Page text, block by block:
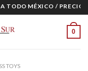
TODO MÉXICO / PRECIOS
0
TOYS